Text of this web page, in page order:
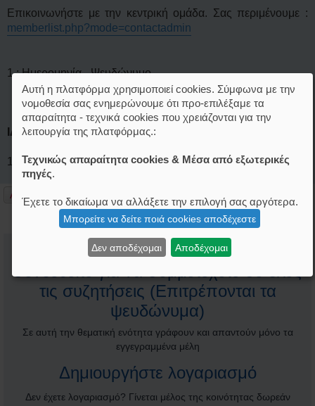
ε
υ
σ
Επικοινωνήστε με την κεντρική ομάδα. Σας περιμένουμε :
memberlist.php?mode=contactadmin
1.: Ημερομηνία - Ψευδώνυμο
ΙΔΡΥΤΕΣ ΝΟΜΟΥ ΦΛΩΡΙΝΑΣ
1.: Ημερομηνία - Ψευδώνυμο
Απάντηση
1 δημοσίευση • Σελίδα1από1
Δημιουργήστε έναν λογαριασμό ή
συνδεθείτε για να συμμετέχετε σε όλες
τις συζητήσεις (Επιτρέπονται τα
ψευδώνυμα)
Σε αυτή την θεματική ενότητα γράφουν και απαντούν μόνο τα
εγγεγραμμένα μέλη
Δημιουργήστε λογαριασμό
Δεν έχετε λογαριασμό? Γίνεται μέλος της κοινότητας δωρεάν
Αυτή η πλατφόρμα χρησιμοποιεί cookies. Σύμφωνα με την
νομοθεσία σας ενημερώνουμε ότι προ-επιλέξαμε τα
απαραίτητα - τεχνικά cookies που χρειάζονται για την
λειτουργία της πλατφόρμας.:
Τεχνικώς απαραίτητα cookies & Μέσα από εξωτερικές
πηγές.
Έχετε το δικαίωμα να αλλάξετε την επιλογή σας αργότερα.
Μπορείτε να δείτε ποιά cookies αποδέχεστε
Δεν αποδέχομαι Αποδέχομαι